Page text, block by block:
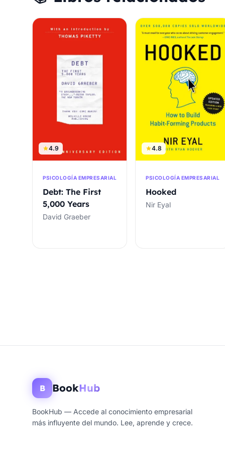
4.9
PSICOLOGÍA EMPRESARIAL
Debt: The First
5,000 Years
David Graeber
4.8
PSICOLOGÍA EMPRESARIAL
Hooked
Nir Eyal
B BookHub
BookHub — Accede al conocimiento empresarial
más influyente del mundo. Lee, aprende y crece.